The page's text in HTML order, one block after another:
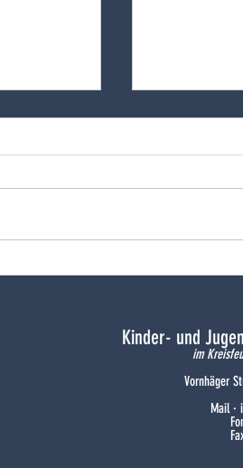
Kinder- und
im
Vornhäger
Mail ·